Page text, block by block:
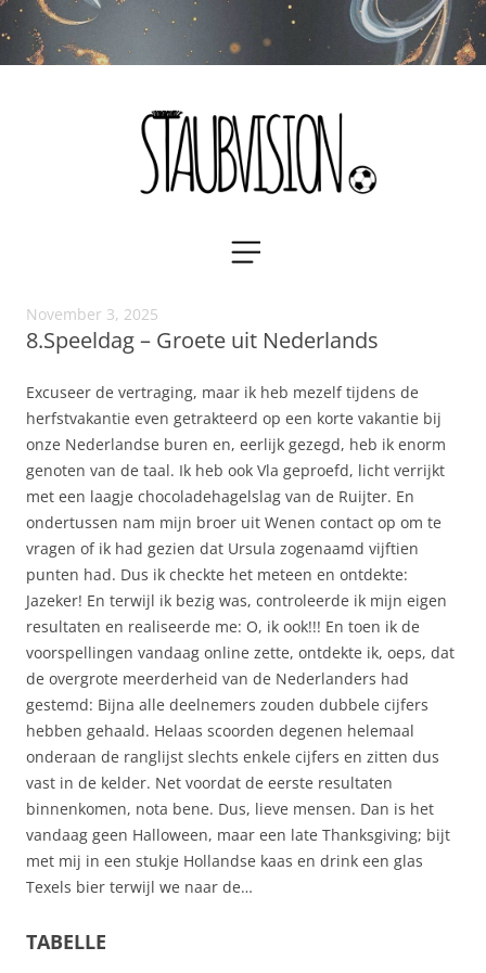
MENÜ
November 3, 2025
8.Speeldag – Groete uit Nederlands
Excuseer de vertraging, maar ik heb mezelf tijdens de
herfstvakantie even getrakteerd op een korte vakantie bij
onze Nederlandse buren en, eerlijk gezegd, heb ik enorm
genoten van de taal. Ik heb ook Vla geproefd, licht verrijkt
met een laagje chocoladehagelslag van de Ruijter. En
ondertussen nam mijn broer uit Wenen contact op om te
vragen of ik had gezien dat Ursula zogenaamd vijftien
punten had. Dus ik checkte het meteen en ontdekte:
Jazeker! En terwijl ik bezig was, controleerde ik mijn eigen
resultaten en realiseerde me: O, ik ook!!! En toen ik de
voorspellingen vandaag online zette, ontdekte ik, oeps, dat
de overgrote meerderheid van de Nederlanders had
gestemd: Bijna alle deelnemers zouden dubbele cijfers
hebben gehaald. Helaas scoorden degenen helemaal
onderaan de ranglijst slechts enkele cijfers en zitten dus
vast in de kelder. Net voordat de eerste resultaten
binnenkomen, nota bene. Dus, lieve mensen. Dan is het
vandaag geen Halloween, maar een late Thanksgiving; bijt
met mij in een stukje Hollandse kaas en drink een glas
Texels bier terwijl we naar de…
TABELLE